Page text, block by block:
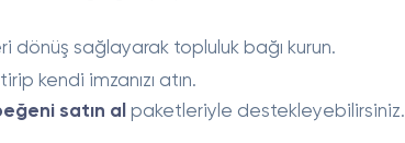
dönüş sağlayarak topluluk bağı kurun.
kendi imzanızı atın.
satın al paketleriyle destekleyebilirsiniz.